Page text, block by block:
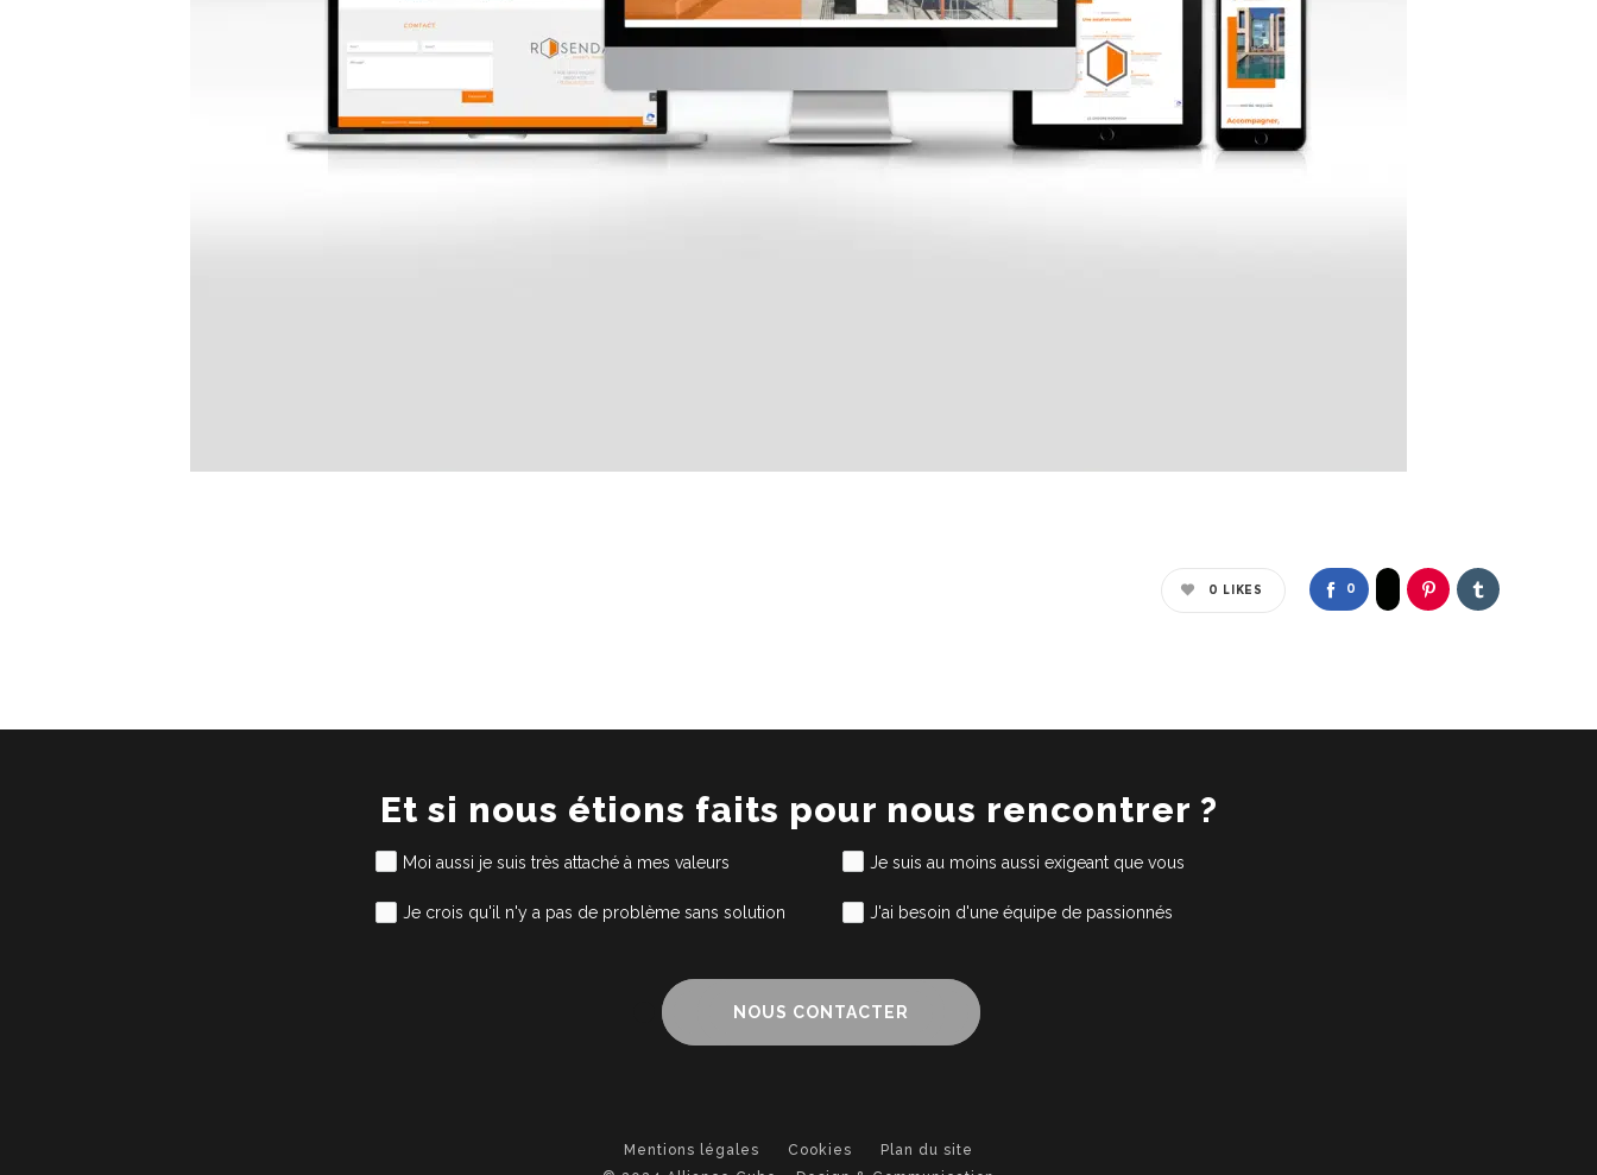
0
0 LIKES
Et si nous étions faits pour nous rencontrer ?
Moi aussi je suis très attaché à mes valeurs Je suis au moins aussi exigeant que vous
Je crois qu'il n'y a pas de problème sans solution J'ai besoin d'une équipe de passionnés
NOUS CONTACTER
Mentions légales Cookies
Plan du site